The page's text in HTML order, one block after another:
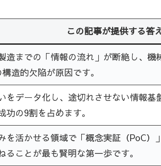
この記事が提供する答
造までの「情報の流れ」が断絶し、機
造的欠陥が原因です。
をデータ化し、途切れさせない情報基
功の9割を占めます。
を活かせる領域で「概念実証（PoC）
ることが最も賢明な第一歩です。